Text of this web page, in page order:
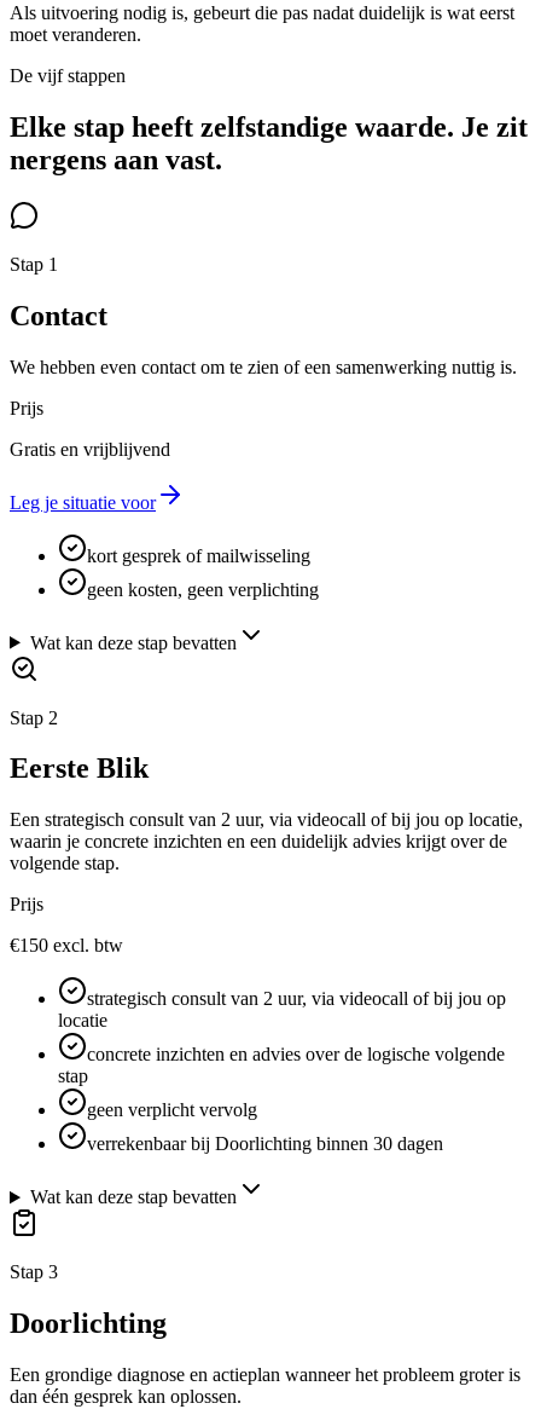
Als uitvoering nodig is, gebeurt die pas nadat duidelijk is wat eerst
moet veranderen.
De vijf stappen
Elke stap heeft zelfstandige waarde. Je zit
nergens aan vast.
Stap 1
Contact
We hebben even contact om te zien of een samenwerking nuttig is.
Prijs
Gratis en vrijblijvend
Leg je situatie voor
kort gesprek of mailwisseling
geen kosten, geen verplichting
Wat kan deze stap bevatten
Stap 2
Eerste Blik
Een strategisch consult van 2 uur, via videocall of bij jou op locatie,
waarin je concrete inzichten en een duidelijk advies krijgt over de
volgende stap.
Prijs
€150 excl. btw
strategisch consult van 2 uur, via videocall of bij jou op
locatie
concrete inzichten en advies over de logische volgende
stap
geen verplicht vervolg
verrekenbaar bij Doorlichting binnen 30 dagen
Wat kan deze stap bevatten
Stap 3
Doorlichting
Een grondige diagnose en actieplan wanneer het probleem groter is
dan één gesprek kan oplossen.